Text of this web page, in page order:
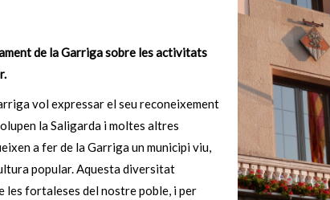
de la Garriga sobre les activitats
vol expressar el seu reconeixement
la Saligarda i moltes altres
a fer de la Garriga un municipi viu,
popular. Aquesta diversitat
les fortaleses del nostre poble, i per